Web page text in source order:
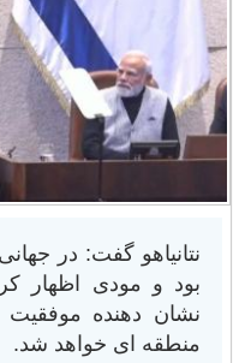
نتانیاهو گفت: در
بود و مودی اظهار
نشان دهنده
منطقه ای خواهد شد.